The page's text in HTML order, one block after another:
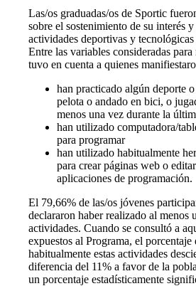
Las/os graduadas/os de Sportic
sobre el sostenimiento de su interés
actividades deportivas y
Entre las variables consideradas
tuvo en cuenta a quienes
han practicado algún deporte
pelota o andado en bici, o
menos una vez durante la
han utilizado computadora/
para programar
han utilizado habitualmente
para crear páginas web o
aplicaciones de programación.
El 79,66% de las/os jóvenes
declararon haber realizado al menos
actividades. Cuando se consultó a
expuestos al Programa, el porcentaje
habitualmente estas actividades
diferencia del 11% a favor de la
un porcentaje estadísticamente